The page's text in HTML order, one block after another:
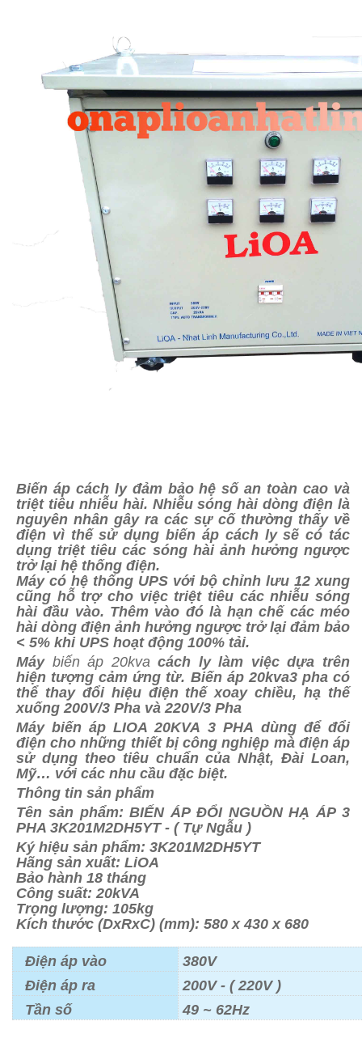
Biến áp cách ly đảm bảo hệ số an toàn cao và
triệt tiêu nhiễu hài. Nhiễu sóng hài dòng điện là
nguyên nhân gây ra các sự cố thường thấy về
điện vì thế sử dụng biến áp cách ly sẽ có tác
dụng triệt tiêu các sóng hài ảnh hưởng ngược
trở lại hệ thống điện.
Máy có hệ thống UPS với bộ chỉnh lưu 12 xung
cũng hỗ trợ cho việc triệt tiêu các nhiễu sóng
hài đầu vào. Thêm vào đó là hạn chế các méo
hài dòng điện ảnh hưởng ngược trở lại đảm bảo
< 5% khi UPS hoạt động 100% tải.
Máy biến áp 20kva cách ly làm việc dựa trên
hiện tượng cảm ứng từ. Biến áp 20kva3 pha có
thể thay đổi hiệu điện thế xoay chiều, hạ thế
xuống 200V/3 Pha và 220V/3 Pha
Máy biến áp LIOA 20KVA 3 PHA dùng để đổi
điện cho những thiết bị công nghiệp mà điện áp
sử dụng theo tiêu chuẩn của Nhật, Đài Loan,
Mỹ… với các nhu cầu đặc biệt.
Thông tin sản phẩm
​Tên sản phẩm: BIẾN ÁP ĐỔI NGUỒN HẠ ÁP 3
PHA 3K201M2DH5YT - ( Tự Ngẫu )
Ký hiệu sản phẩm: 3K201M2DH5YT
Hãng sản xuất: LiOA
Bảo hành 18 tháng
Công suất: 20kVA
Trọng lượng: 105kg
Kích thước (DxRxC) (mm): 580 x 430 x 680
Điện áp vào
380V
Điện áp ra
200V - ( 220V )
Tần số
49 ~ 62Hz